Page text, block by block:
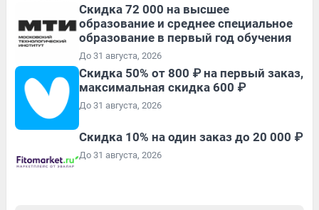
Скидка 72 000 на высшее
образование и среднее специальное
образование в первый год обучения
До 31 августа, 2026
Скидка 50% от 800 ₽ на первый заказ,
максимальная скидка 600 ₽
До 31 августа, 2026
Скидка 10% на один заказ до 20 000 ₽
До 31 августа, 2026